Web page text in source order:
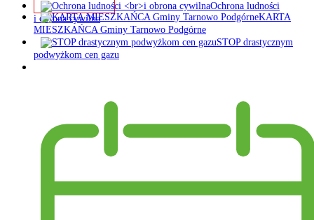
Ochrona ludności
i obrona cywilna
KARTA
MIESZKAŃCA Gminy Tarnowo Podgórne
STOP drastycznym
podwyżkom cen gazu